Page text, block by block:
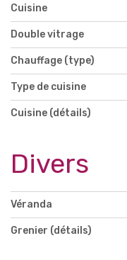
Cuisine
Double vitrage
Chauffage (type)
Type de cuisine
Cuisine (détails)
Divers
Véranda
Grenier (détails)